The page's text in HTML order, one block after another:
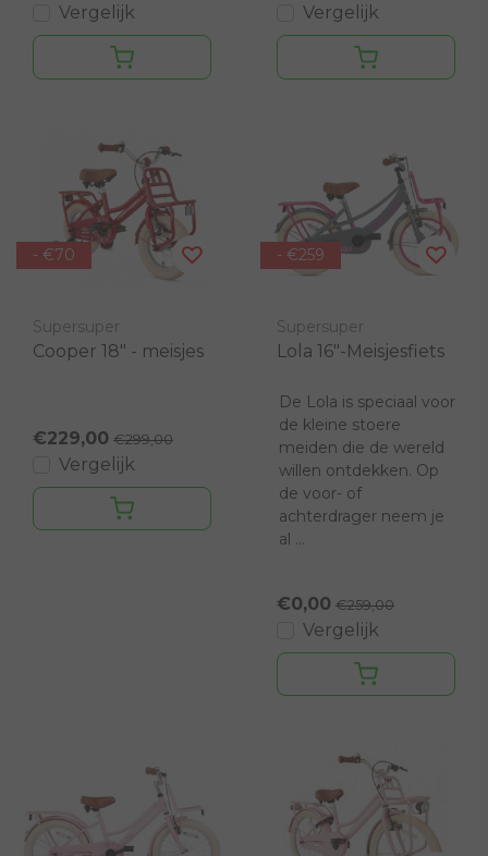
Vergelijk
Vergelijk
- €70
Supersuper
Cooper 18" - meisjes
€229,00 €299,00
Vergelijk
- €259
Supersuper
Lola 16"-Meisjesfiets
De Lola is speciaal voor
de kleine stoere
meiden die de wereld
willen ontdekken. Op
de voor- of
achterdrager neem je
al ...
€0,00 €259,00
Vergelijk